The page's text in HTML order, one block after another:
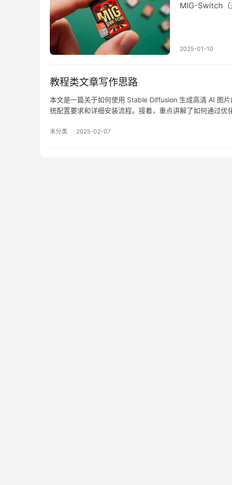
MIG-Switch
2025-01-10
教程类文章写作思路
本文是一篇关于如何使用 Stable Diffusion 生成高清 AI 图
统配置要求和详细安装流程。接着，重点讲解了如何通过
读者动手实践，分享作品。全文结构清晰，图文结合，符合
未分类 2025-02-07